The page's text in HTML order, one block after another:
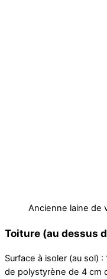
Ancienne laine de
Toiture (au dessus
Surface à isoler (au sol)
de polystyrène de 4 cm